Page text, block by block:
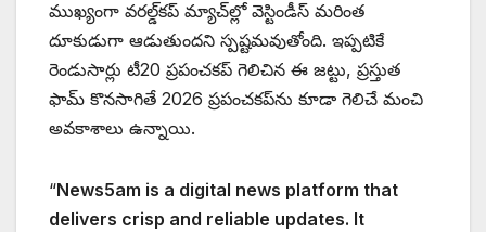
ముఖ్యంగా వరల్డ్‌కప్ మ్యాచ్‌ల్లో వెస్టిండీస్ మరింత
దూకుడుగా ఆడుతుందని స్పష్టమవుతోంది. ఇప్పటికే
రెండుసార్లు టీ20 ప్రపంచకప్ గెలిచిన ఈ జట్టు, ప్రస్తుత
ఫామ్ కొనసాగితే 2026 ప్రపంచకప్‌ను కూడా గెలిచే మంచి
అవకాశాలు ఉన్నాయి.
“News5am is a digital news platform that
delivers crisp and reliable updates. It